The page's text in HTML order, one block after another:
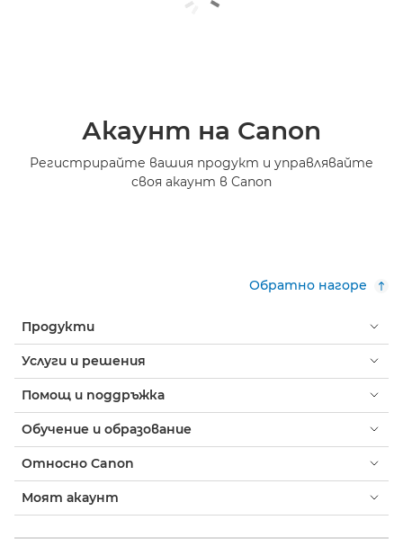
Акаунт на Canon
Регистрирайте вашия продукт и управлявайте
своя акаунт в Canon
Обратно нагоре
Продукти
Услуги и решения
Помощ и поддръжка
Обучение и образование
Относно Canon
Моят акаунт